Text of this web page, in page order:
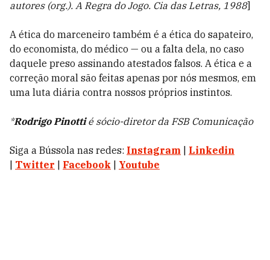
autores (org.). A Regra do Jogo. Cia das Letras, 1988]
A ética do marceneiro também é a ética do sapateiro,
do economista, do médico — ou a falta dela, no caso
daquele preso assinando atestados falsos. A ética e a
correção moral são feitas apenas por nós mesmos, em
uma luta diária contra nossos próprios instintos.
*Rodrigo Pinottié sócio-diretor da FSB Comunicação
Siga a Bússola nas redes: Instagram
Linkedin
Twitter Facebook Youtube